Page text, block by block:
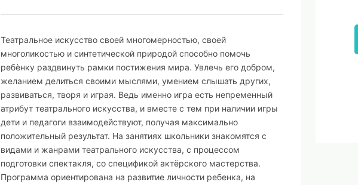
Театральное искусство своей многомерностью, своей
многоликостью и синтетической природой способно помочь
ребѐнку раздвинуть рамки постижения мира. Увлечь его добром,
желанием делиться своими мыслями, умением слышать других,
развиваться, творя и играя. Ведь именно игра есть непременный
атрибут театрального искусства, и вместе с тем при наличии игры
дети и педагоги взаимодействуют, получая максимально
положительный результат. На занятиях школьники знакомятся с
видами и жанрами театрального искусства, с процессом
подготовки спектакля, со спецификой актёрского мастерства.
Программа ориентирована на развитие личности ребенка, на